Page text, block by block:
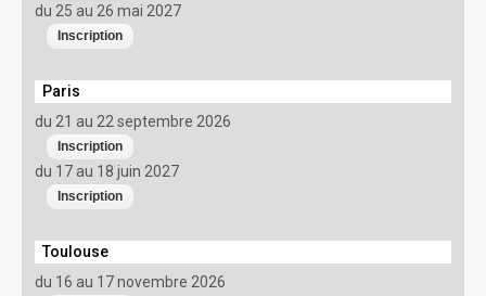
du 25 au 26 mai 2027
Paris
du 21 au 22 septembre 2026
du 17 au 18 juin 2027
Toulouse
du 16 au 17 novembre 2026